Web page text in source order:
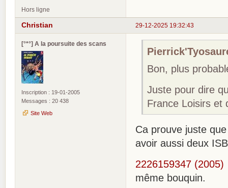
Hors ligne
29-12-2025 19:32:43
Christian
[°*°] A la poursuite des scans
Inscription : 19-01-2005
Messages : 20 438
Site Web
Bon, plus
Juste pour dire
France Loisirs et
Ca prouve juste
avoir aussi deux
2226159347 (2005)
même bouquin.